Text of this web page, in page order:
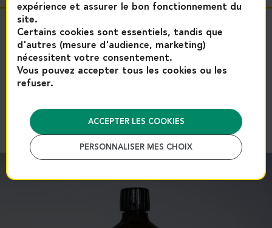
expérience et assurer le bon fonctionnement du
site.
Certains cookies sont essentiels, tandis que
d'autres (mesure d'audience, marketing)
nécessitent votre consentement.
Vous pouvez accepter tous les cookies ou les
refuser.
ACCEPTER LES COOKIES
PERSONNALISER MES CHOIX
Retour
Accueil
Epices et aides à la pâtisserie
Aides à la pâtisserie
Autres aides à la pâtisserie
Arôme café - 1kg | Eurovanille
Arôme café - 1kg | Eurovanille
Référence : 14335M